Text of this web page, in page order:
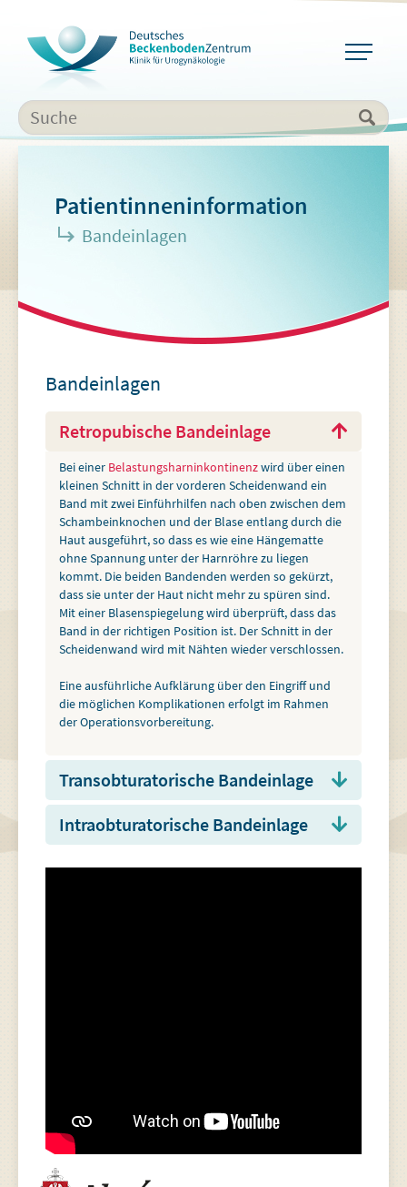
Patientinneninformation
Bandeinlagen
Bandeinlagen
Retropubische Bandeinlage
Bei einer Belastungsharninkontinenzwird über einen
kleinen Schnitt in der vorderen Scheidenwand ein
Band mit zwei Einführhilfen nach oben zwischen dem
Schambeinknochen und der Blase entlang durch die
Haut ausgeführt, so dass es wie eine Hängematte
ohne Spannung unter der Harnröhre zu liegen
kommt. Die beiden Bandenden werden so gekürzt,
dass sie unter der Haut nicht mehr zu spüren sind.
Mit einer Blasenspiegelung wird überprüft, dass das
Band in der richtigen Position ist. Der Schnitt in der
Scheidenwand wird mit Nähten wieder verschlossen.
Eine ausführliche Aufklärung über den Eingriff und
die möglichen Komplikationen erfolgt im Rahmen
der Operationsvorbereitung.
Transobturatorische Bandeinlage
Intraobturatorische Bandeinlage